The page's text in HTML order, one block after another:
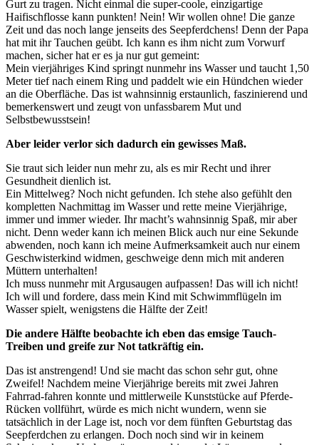
Gurt zu tragen. Nicht einmal die super-coole, einzigartige
Haifischflosse kann punkten! Nein! Wir wollen ohne! Die ganze
Zeit und das noch lange jenseits des Seepferdchens! Denn der Papa
hat mit ihr Tauchen geübt. Ich kann es ihm nicht zum Vorwurf
machen, sicher hat er es ja nur gut gemeint:
Mein vierjähriges Kind springt nunmehr ins Wasser und taucht 1,50
Meter tief nach einem Ring und paddelt wie ein Hündchen wieder
an die Oberfläche. Das ist wahnsinnig erstaunlich, faszinierend und
bemerkenswert und zeugt von unfassbarem Mut und
Selbstbewusstsein!
Aber leider verlor sich dadurch ein gewisses Maß.
Sie traut sich leider nun mehr zu, als es mir Recht und ihrer
Gesundheit dienlich ist.
Ein Mittelweg? Noch nicht gefunden. Ich stehe also gefühlt den
kompletten Nachmittag im Wasser und rette meine Vierjährige,
immer und immer wieder. Ihr macht’s wahnsinnig Spaß, mir aber
nicht. Denn weder kann ich meinen Blick auch nur eine Sekunde
abwenden, noch kann ich meine Aufmerksamkeit auch nur einem
Geschwisterkind widmen, geschweige denn mich mit anderen
Müttern unterhalten!
Ich muss nunmehr mit Argusaugen aufpassen! Das will ich nicht!
Ich will und fordere, dass mein Kind mit Schwimmflügeln im
Wasser spielt, wenigstens die Hälfte der Zeit!
Die andere Hälfte beobachte ich eben das emsige Tauch-
Treiben und greife zur Not tatkräftig ein.
Das ist anstrengend! Und sie macht das schon sehr gut, ohne
Zweifel! Nachdem meine Vierjährige bereits mit zwei Jahren
Fahrrad-fahren konnte und mittlerweile Kunststücke auf Pferde-
Rücken vollführt, würde es mich nicht wundern, wenn sie
tatsächlich in der Lage ist, noch vor dem fünften Geburtstag das
Seepferdchen zu erlangen. Doch noch sind wir in keinem